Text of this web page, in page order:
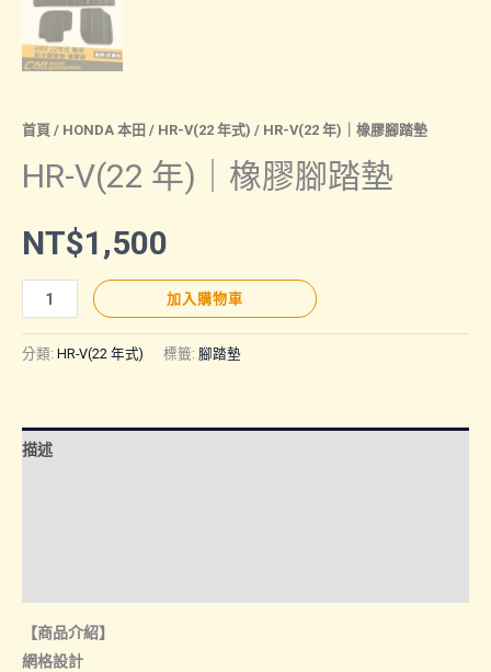
首頁 / HONDA 本田 / HR-V(22 年式) / HR-V(22 年)｜橡膠腳踏墊
HR-V(22 年)｜橡膠腳踏墊
NT$1,500
HR-
V(22
年)
膠
加入購物車
分類: HR-V(22 年式) 標籤: 腳踏墊
描述
【商品介紹】
網格設計